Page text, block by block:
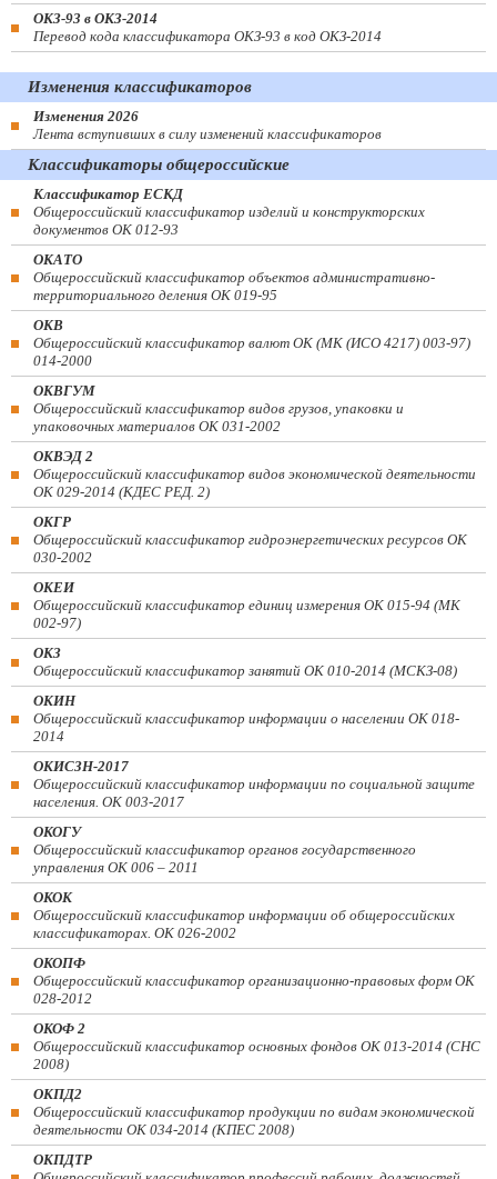
ОКЗ-93 в ОКЗ-2014
Перевод кода классификатора ОКЗ-93 в код ОКЗ-2014
Изменения классификаторов
Изменения 2026
Лента вступивших в силу изменений классификаторов
Классификаторы общероссийские
Классификатор ЕСКД
Общероссийский классификатор изделий и конструкторских
документов ОК 012-93
ОКАТО
Общероссийский классификатор объектов административно-
территориального деления ОК 019-95
ОКВ
Общероссийский классификатор валют ОК (МК (ИСО 4217) 003-97)
014-2000
ОКВГУМ
Общероссийский классификатор видов грузов, упаковки и
упаковочных материалов ОК 031-2002
ОКВЭД 2
Общероссийский классификатор видов экономической деятельности
ОК 029-2014 (КДЕС РЕД. 2)
ОКГР
Общероссийский классификатор гидроэнергетических ресурсов ОК
030-2002
ОКЕИ
Общероссийский классификатор единиц измерения ОК 015-94 (МК
002-97)
ОКЗ
Общероссийский классификатор занятий ОК 010-2014 (МСКЗ-08)
ОКИН
Общероссийский классификатор информации о населении ОК 018-
2014
ОКИСЗН-2017
Общероссийский классификатор информации по социальной защите
населения. ОК 003-2017
ОКОГУ
Общероссийский классификатор органов государственного
управления ОК 006 – 2011
ОКОК
Общероссийский классификатор информации об общероссийских
классификаторах. ОК 026-2002
ОКОПФ
Общероссийский классификатор организационно-правовых форм ОК
028-2012
ОКОФ 2
Общероссийский классификатор основных фондов ОК 013-2014 (СНС
2008)
ОКПД2
Общероссийский классификатор продукции по видам экономической
деятельности ОК 034-2014 (КПЕС 2008)
ОКПДТР